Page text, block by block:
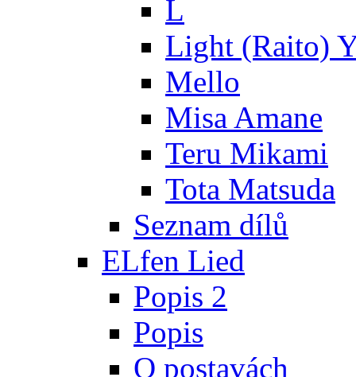
L
Light (Raito)
Mello
Misa Amane
Teru Mikami
Tota Matsuda
Seznam dílů
ELfen Lied
Popis 2
Popis
O postavách